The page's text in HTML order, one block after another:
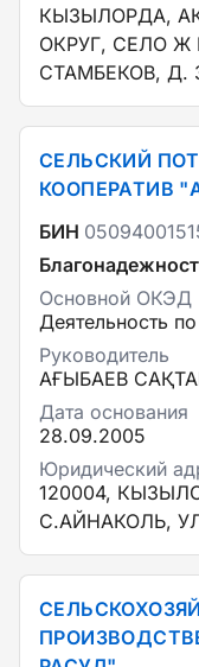
КЫЗЫЛОРДА,
ОКРУГ, СЕЛО Ж
СТАМБЕКОВ, Д.
СЕЛЬСКИЙ
КООПЕРАТИВ
БИН
Основной ОКЭД
Деятельность
Руководитель
АҒЫБАЕВ
Дата основания
28.09.2005
Юридический
120004,
С.АЙНАКОЛЬ,